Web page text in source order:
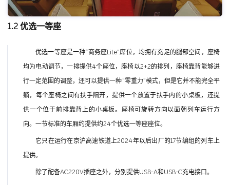
1.2 优选一等座
优选一等座是一种“商务座Lite”席位，均拥有充足的腿部空间，座椅
均为电动调节，一排提供4个座位，座椅以2+2的排列，座椅靠背能够进
行一定范围的调整，还可以提供一种“零重力”模式，但是它并不能完全平
躺，每个座椅之间有扶手隔开，提供一个放置于扶手内的小桌板，还提
供一个位于前排靠背上的小桌板。座椅可旋转方向以面朝列车运行方
向。一节标准的车厢约提供约24个优选一等座座位。
它只在运行在京沪高速铁道上2024年以后出厂的17节编组的列车上
提供。
除了配备AC220V插座之外，分别提供USB-A和USB-C充电接口。